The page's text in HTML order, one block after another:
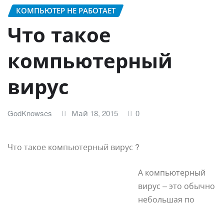
КОМПЬЮТЕР НЕ РАБОТАЕТ
Что такое
компьютерный
вирус
GodKnowses Май 18, 2015 0
Что такое компьютерный вирус ?
А компьютерный
вирус – это обычно
небольшая по